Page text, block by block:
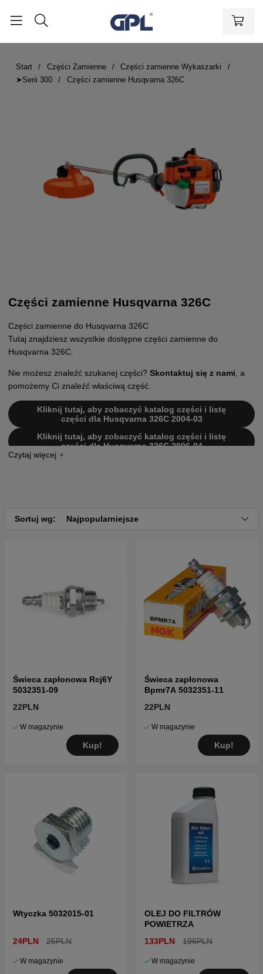
Start Części Zamienne
Części zamienne Wykaszarki
➤Serii 300
Części zamienne Husqvarna 326C
Części zamienne Husqvarna 326C
Części zamienne do Husqvarna 326C
Tutaj znajdziesz wszystkie dostępne części zamienne do
Husqvarna 326C.
Nie możesz znaleźć szukanej części? Skontaktuj się z nami , a
pomożemy Ci znaleźć właściwą część.
Kliknij tutaj, aby zobaczyć katalog części i listę
części dla Husqvarna 326C 2004-03
Kliknij tutaj, aby zobaczyć katalog części i listę
części dla Husqvarna 326C 2006-04
Kliknij tutaj, aby zobaczyć katalog części i listę
Kliknij tutaj, aby zobaczyć katalog części i listę
części dla Husqvarna 326C 2001-03
Kliknij tutaj, aby zobaczyć katalog części i listę
części dla Husqvarna 326C 2002-02
Kliknij tutaj, aby zobaczyć katalog części i listę
części dla Husqvarna 326C 2002-08
Kliknij tutaj, aby zobaczyć katalog części i listę
20020500000
Kliknij tutaj, aby zobaczyć katalog części i listę
części dla Husqvarna 326C 20020500001-
20023100000
Kliknij tutaj, aby zobaczyć katalog części i listę
części dla Husqvarna 326C 20041000001-
Kliknij tutaj, aby zobaczyć katalog części i listę
części dla Husqvarna 326C 20061400001-Current
Sortuj wg: Najpopularniejsze
Świeca zapłonowa Rcj6Y
5032351-09
22PLN
W magazynie
Kup!
Świeca zapłonowa
Bpmr7A 5032351-11
22PLN
W magazynie
Kup!
Wtyczka 5032015-01
24PLN 25PLN
W magazynie
OLEJ DO FILTRÓW
POWIETRZA
133PLN
196PLN
W magazynie